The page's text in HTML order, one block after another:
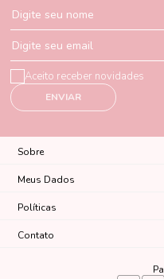
Digite seu nome
Digite seu email
ENVIAR
Aceito receber novidades
Sobre
Meus Dados
Políticas
Contato